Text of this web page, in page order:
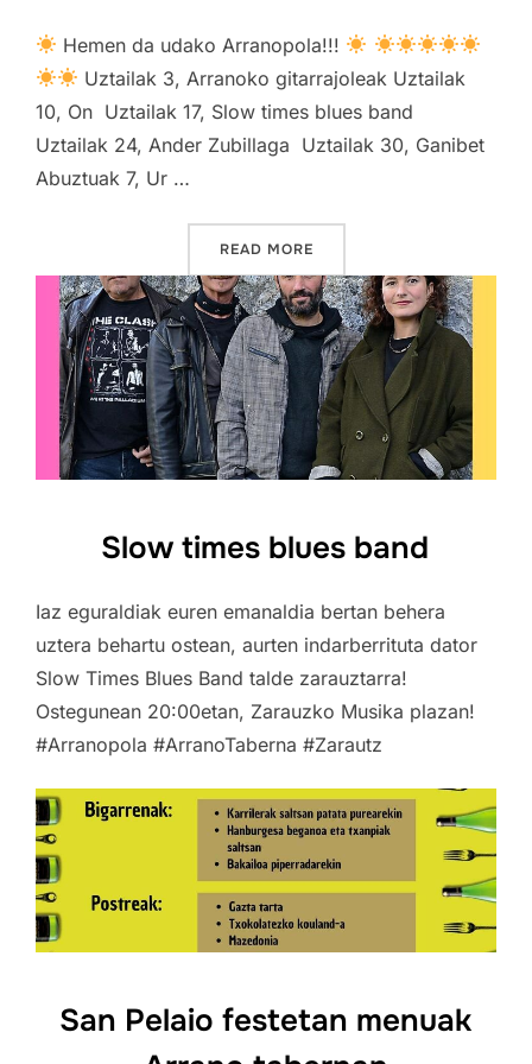
Hemen da udako Arranopola!!!
Uztailak 3, Arranoko gitarrajoleak Uztailak
10, On Uztailak 17, Slow times blues band
Uztailak 24, Ander Zubillaga Uztailak 30, Ganibet
Abuztuak 7, Ur …
READ MORE“ISUO”
Slow times blues band
Iaz eguraldiak euren emanaldia bertan behera
uztera behartu ostean, aurten indarberrituta dator
Slow Times Blues Band talde zarauztarra!
Ostegunean 20:00etan, Zarauzko Musika plazan!
#Arranopola #ArranoTaberna #Zarautz
San Pelaio festetan menuak